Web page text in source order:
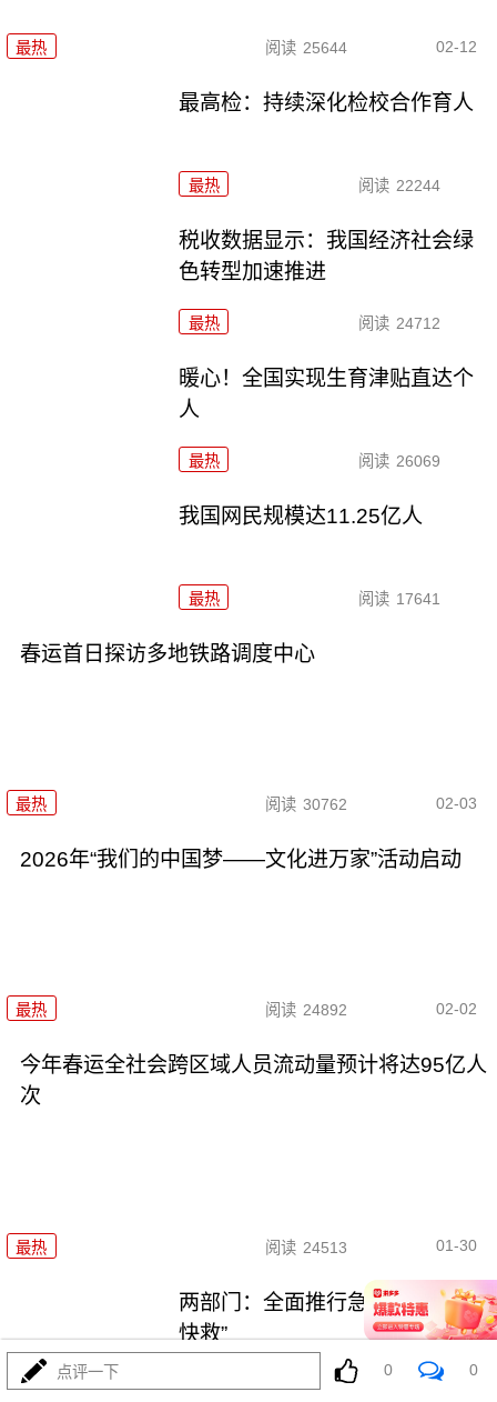
最热 阅读 25644 02-12
最高检：持续深化检校合作育人
最热 阅读 22244
税收数据显示：我国经济社会绿
色转型加速推进
最热 阅读 24712
暖心！全国实现生育津贴直达个
人
最热 阅读 26069
我国网民规模达11.25亿人
最热 阅读 17641
春运首日探访多地铁路调度中心
最热 阅读 30762 02-03
2026年“我们的中国梦——文化进万家”活动启动
最热 阅读 24892 02-02
今年春运全社会跨区域人员流动量预计将达95亿人
次
最热 阅读 24513 01-30
两部门：全面推行急难事项“小额
快救”
最热 21270
点评一下 0 0